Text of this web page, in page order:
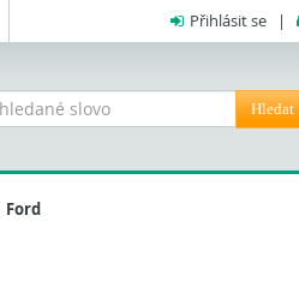
Přihlásit se |
Hledat
Ford